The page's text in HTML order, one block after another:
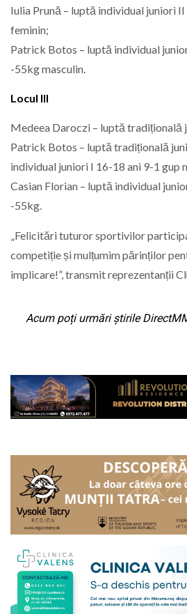
Iulia Prună – luptă individual juniori
feminin;
Patrick Botos – luptă individual
-55kg masculin.
Locul III
Medeea Daroczi – luptă tradițională
Patrick Botos – luptă tradițională
individual juniori I 16-18 ani 9-1 gup
Casian Florian – luptă individual
-55kg.
„Felicitări tuturor sportivilor
competiție și mulțumim părinților
implicare!”, transmit reprezentanții
Acum poți urmări știrile